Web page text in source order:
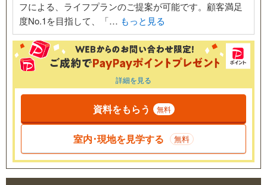
フによる、ライフプランのご提案が可能です。顧客満足
度No.1を目指して、「… もっと見る
詳細を見る
資料をもらう 無料
室内･現地を見学する 無料